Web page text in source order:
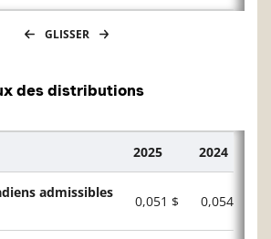
GLISSER
des distributions
2025 2024
admissibles
0,051 $ 0,054 $